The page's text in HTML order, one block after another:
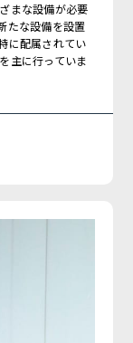
まな設備が必要
たな設備を設置
に配属されてい
主に行っていま